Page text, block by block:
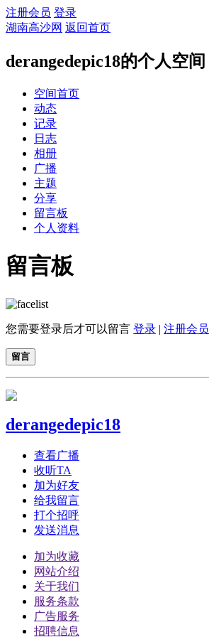
注册会员 登录
湖南高沙网 返回首页
derangedepic18的个人空间
空间首页
动态
记录
日志
相册
广播
主题
分享
留言板
个人资料
留言板
您需要登录后才可以留言 登录 | 注册会员
留言
derangedepic18
查看广播
收听TA
加为好友
给我留言
打个招呼
发送消息
加为收藏
网站介绍
关于我们
服务条款
广告服务
招聘信息